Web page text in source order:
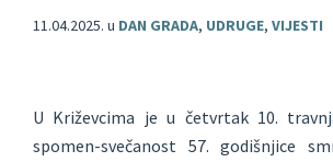
11.04.2025. u DAN GRADA, UDRUGE, VIJESTI
U Križevcima je u četvrtak 10.
spomen-svečanost 57. godišnjice